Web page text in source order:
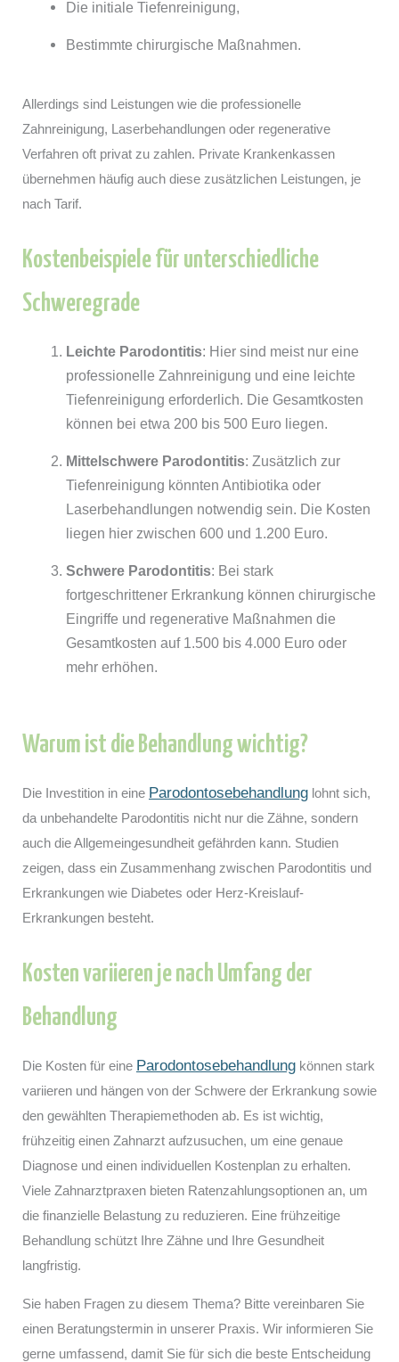
Die initiale Tiefenreinigung,
Bestimmte chirurgische Maßnahmen.
Allerdings sind Leistungen wie die professionelle
Zahnreinigung, Laserbehandlungen oder regenerative
Verfahren oft privat zu zahlen. Private Krankenkassen
übernehmen häufig auch diese zusätzlichen Leistungen, je
nach Tarif.
Kostenbeispiele für unterschiedliche
Schweregrade
Leichte Parodontitis: Hier sind meist nur eine
professionelle Zahnreinigung und eine leichte
Tiefenreinigung erforderlich. Die Gesamtkosten
können bei etwa 200 bis 500 Euro liegen.
Mittelschwere Parodontitis: Zusätzlich zur
Tiefenreinigung könnten Antibiotika oder
Laserbehandlungen notwendig sein. Die Kosten
liegen hier zwischen 600 und 1.200 Euro.
Schwere Parodontitis: Bei stark
fortgeschrittener Erkrankung können chirurgische
Eingriffe und regenerative Maßnahmen die
Gesamtkosten auf 1.500 bis 4.000 Euro oder
mehr erhöhen.
Warum ist die Behandlung wichtig?
Die Investition in eine Parodontosebehandlung lohnt sich,
da unbehandelte Parodontitis nicht nur die Zähne, sondern
auch die Allgemeingesundheit gefährden kann. Studien
zeigen, dass ein Zusammenhang zwischen Parodontitis und
Erkrankungen wie Diabetes oder Herz-Kreislauf-
Erkrankungen besteht.
Kosten variieren je nach Umfang der
Behandlung
Die Kosten für eine Parodontosebehandlung können stark
variieren und hängen von der Schwere der Erkrankung sowie
den gewählten Therapiemethoden ab. Es ist wichtig,
frühzeitig einen Zahnarzt aufzusuchen, um eine genaue
Diagnose und einen individuellen Kostenplan zu erhalten.
Viele Zahnarztpraxen bieten Ratenzahlungsoptionen an, um
die finanzielle Belastung zu reduzieren. Eine frühzeitige
Behandlung schützt Ihre Zähne und Ihre Gesundheit
langfristig.
Sie haben Fragen zu diesem Thema? Bitte vereinbaren Sie
einen Beratungstermin in unserer Praxis. Wir informieren Sie
gerne umfassend, damit Sie für sich die beste Entscheidung